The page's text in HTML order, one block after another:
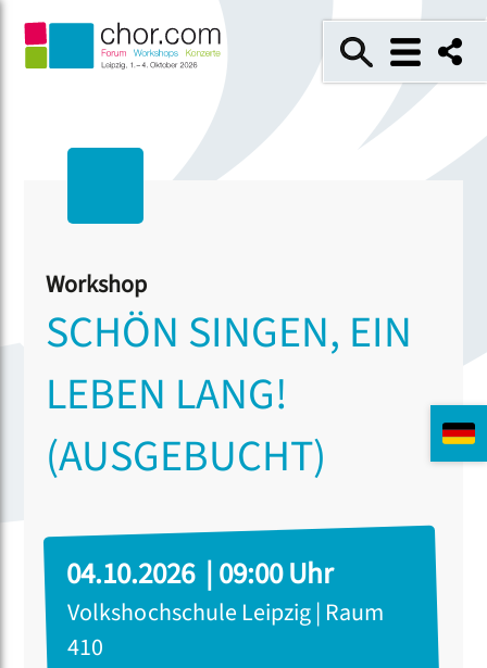
Workshop
SCHÖN SINGEN, EIN
LEBEN LANG!
(AUSGEBUCHT)
04.10.2026 | 09:00 Uhr
Volkshochschule Leipzig | Raum
410